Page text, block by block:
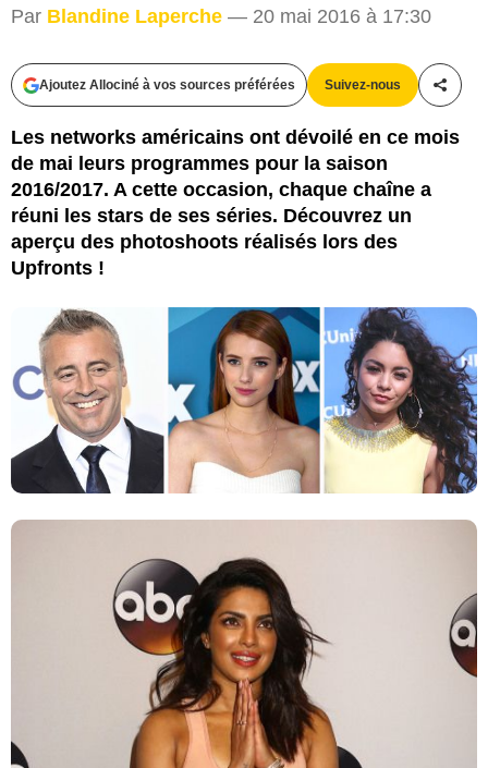
Par Blandine Laperche — 20 mai 2016 à 17:30
Ajoutez Allociné à vos sources préférées Suivez-nous
Les networks américains ont dévoilé en ce mois
de mai leurs programmes pour la saison
2016/2017. A cette occasion, chaque chaîne a
réuni les stars de ses séries. Découvrez un
aperçu des photoshoots réalisés lors des
Upfronts !